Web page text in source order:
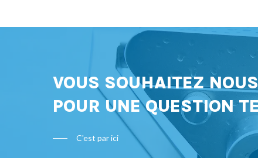
VOUS SOUHAITEZ NOUS
POUR UNE QUESTION
C'est par ici